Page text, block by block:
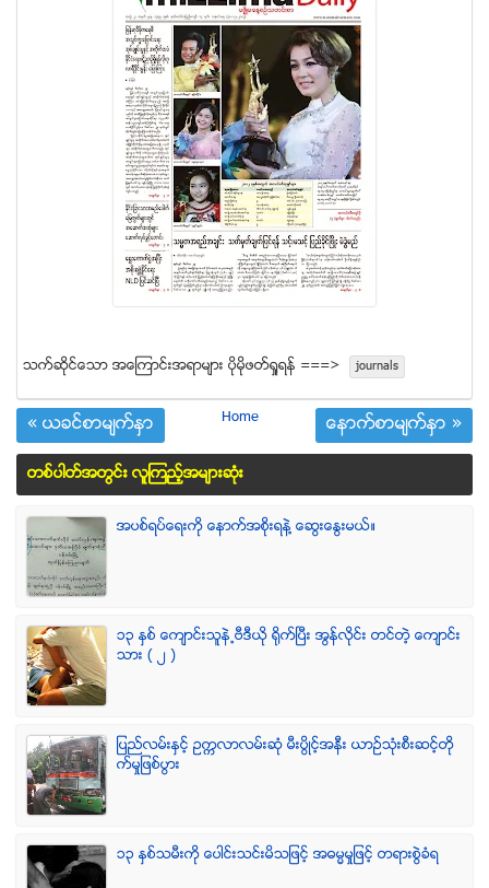
သက္ဆုိင္ေသာ အေၾကာင္းအရာမ်ား ပုိမုိဖတ္ရႈရန္ ===> journals
« ယခင္စာမ်က္ႏွာ Home ေနာက္စာမ်က္ႏွာ »
တစ္ပါတ္အတြင္း လူၾကည့္အမ်ားဆံုး
အပစ္ရပ္ေရးကို ေနာက္အစိုးရနဲ႔ ေဆြးေႏြးမယ္။
၁၃ ႏွစ္ ေက်ာင္းသူနဲ႕ဗီဒီယို ရိုက္ျပီး အြန္လိုင္း တင္တဲ့ ေက်ာင္း
သား ( ၂ )
ျပည္လမ္းႏွင့္ ဥကၠလာလမ္းဆုံ မီးပြိဳင့္အနီး ယာဥ္သုံးစီးဆင့္တို
က္မႈျဖစ္ပြား
၁၃ ႏွစ္သမီးကို ေပါင္းသင္းမိသျဖင့္ အဓမၼမႈျဖင့္ တရားစြဲခံရ